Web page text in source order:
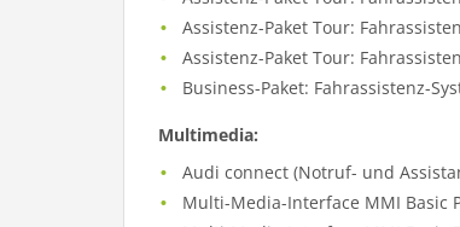
Assistenz-Paket Tour:
Assistenz-Paket Tour:
Business-Paket: Fahrassistenz-
Multimedia:
Audi connect (Notruf- und
Multi-Media-Interface MMI Basic